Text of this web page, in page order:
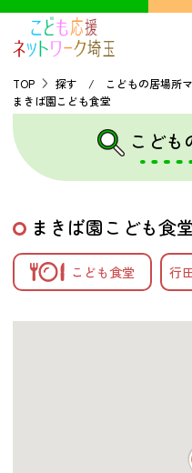
TOP
こどもの貧困に
探す
こどもの居場所マッ
TOP
探す / こどもの居場所
まきば園こども食堂
こども
まきば園こども食
こども食堂 行